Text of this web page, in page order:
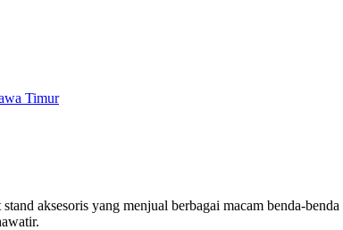
Timur
aksesoris yang menjual berbagai macam benda-